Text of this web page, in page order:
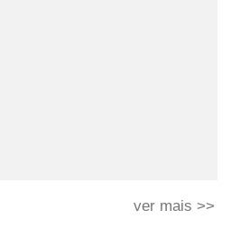
ver mais >>